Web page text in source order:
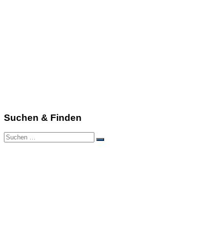
Suchen & Finden
Suchen
nach:
Suchen